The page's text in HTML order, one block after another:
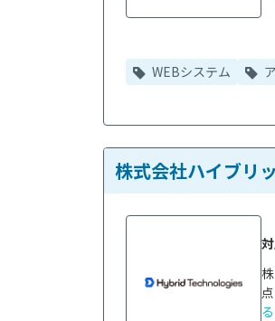
WEBシステム
株式会社ハイブリ
る